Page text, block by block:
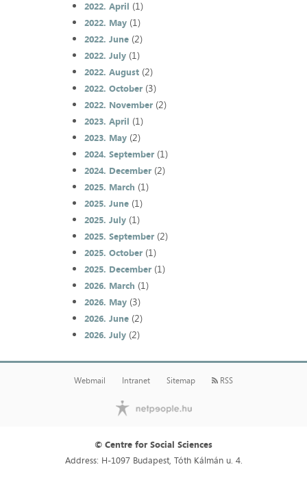
2022. April (1)
2022. May(1)
2022. June(2)
2022. July(1)
2022. August(2)
2022. October(3)
2022. November(2)
2023. April (1)
2023. May(2)
2024. September(1)
2024. December(2)
2025. March (1)
2025. June(1)
2025. July(1)
2025. September(2)
2025. October(1)
2025. December(1)
2026. March (1)
2026. May(3)
2026. June(2)
2026. July(2)
Webmail Intranet Sitemap RSS
© Centre for Social Sciences
Address: H-1097 Budapest, Tóth Kálmán u. 4.